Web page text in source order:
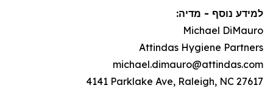
למידע נוסף - מדיה:
Michael DiMauro
Attindas Hygiene Partners
michael.dimauro@attindas.com
4141 Parklake Ave, Raleigh, NC 27617